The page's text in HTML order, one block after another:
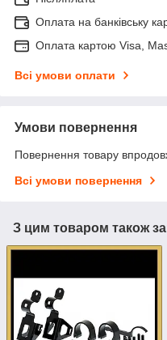
Оплата на банківську
Оплата картою Visa,
Всі умови оплати
Умови повернення
Повернення товару
Всі умови повернення
З цим товаром також